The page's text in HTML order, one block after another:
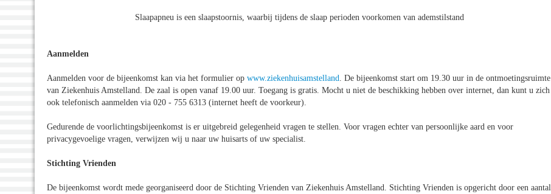
Slaapapneu is een slaapstoornis, waarbij tijdens de slaap perioden voorkomen van ademstilstand
Aanmelden
Aanmelden voor de bijeenkomst kan via het formulier op www.ziekenhuisamstelland . De bijeenkomst start om 19.30 uur in de ontmoetingsruimte
van Ziekenhuis Amstelland. De zaal is open vanaf 19.00 uur. Toegang is gratis. Mocht u niet de beschikking hebben over internet, dan kunt u zich
ook telefonisch aanmelden via 020 - 755 6313 (internet heeft de voorkeur).
Gedurende de voorlichtingsbijeenkomst is er uitgebreid gelegenheid vragen te stellen. Voor vragen echter van persoonlijke aard en voor
privacygevoelige vragen, verwijzen wij u naar uw huisarts of uw specialist.
Stichting Vrienden
De bijeenkomst wordt mede georganiseerd door de Stichting Vrienden van Ziekenhuis Amstelland. Stichting Vrienden is opgericht door een aantal